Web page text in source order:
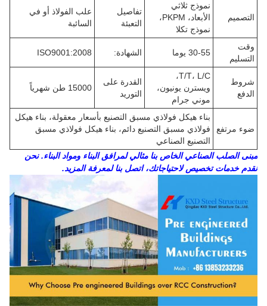
التصميم
نموذج ثلاثي
الأبعاد، PKPM،
نموذج تكلا
تفاصيل
التعبئة
علب الفولاذ أو في
السائبة
وقت
التسليم
30-55 يوما الشهادة: ISO9001:2008
شروط
الدفع
T/T، L/C،
ويسترن يونيون،
موني جرام
القدرة على
التوريد
15000 طن شهرياً
ضوء مرتفع
بناء هيكل فولاذي مسبق التصنيع بأسعار معقولة، بناء هيكل
فولاذي مسبق التصنيع دائم، بناء هيكل فولاذي مسبق
التصنيع الصناعي
مبنى الصلب الصناعي الخاص بنا مثالي لمرافق البناء ومواد البناء. نحن
نقدم خدمات تخصيص لاحتياجاتك، اتصل بنا لمعرفة المزيد.